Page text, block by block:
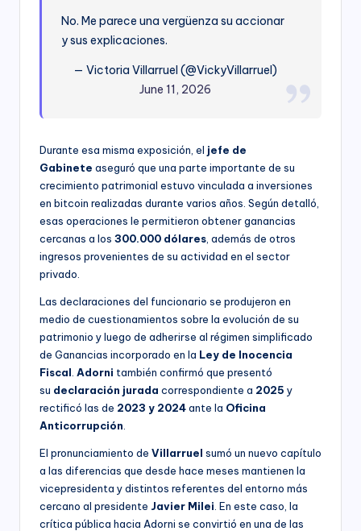
No. Me parece una vergüenza su accionar
y sus explicaciones.
— Victoria Villarruel (@VickyVillarruel)
June 11, 2026
Durante esa misma exposición, el jefe de
Gabinete aseguró que una parte importante de su
crecimiento patrimonial estuvo vinculada a inversiones
en bitcoin realizadas durante varios años. Según detalló,
esas operaciones le permitieron obtener ganancias
cercanas a los 300.000 dólares , además de otros
ingresos provenientes de su actividad en el sector
privado.
Las declaraciones del funcionario se produjeron en
medio de cuestionamientos sobre la evolución de su
patrimonio y luego de adherirse al régimen simplificado
de Ganancias incorporado en la Ley de Inocencia
Fiscal Adorni también confirmó que presentó
su declaración jurada correspondiente a 2025 y
rectificó las de 2023 y 2024ante la Oficina
Anticorrupción
El pronunciamiento de Villarruel sumó un nuevo capítulo
a las diferencias que desde hace meses mantienen la
vicepresidenta y distintos referentes del entorno más
cercano al presidente Javier Milei . En este caso, la
crítica pública hacia Adorni se convirtió en una de las